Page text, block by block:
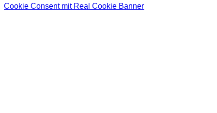
Cookie Consent mit Real Cookie Banner